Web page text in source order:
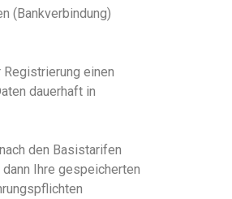
(Bankverbindung)
einen
dauerhaft in
den Basistarifen
Ihre gespeicherten